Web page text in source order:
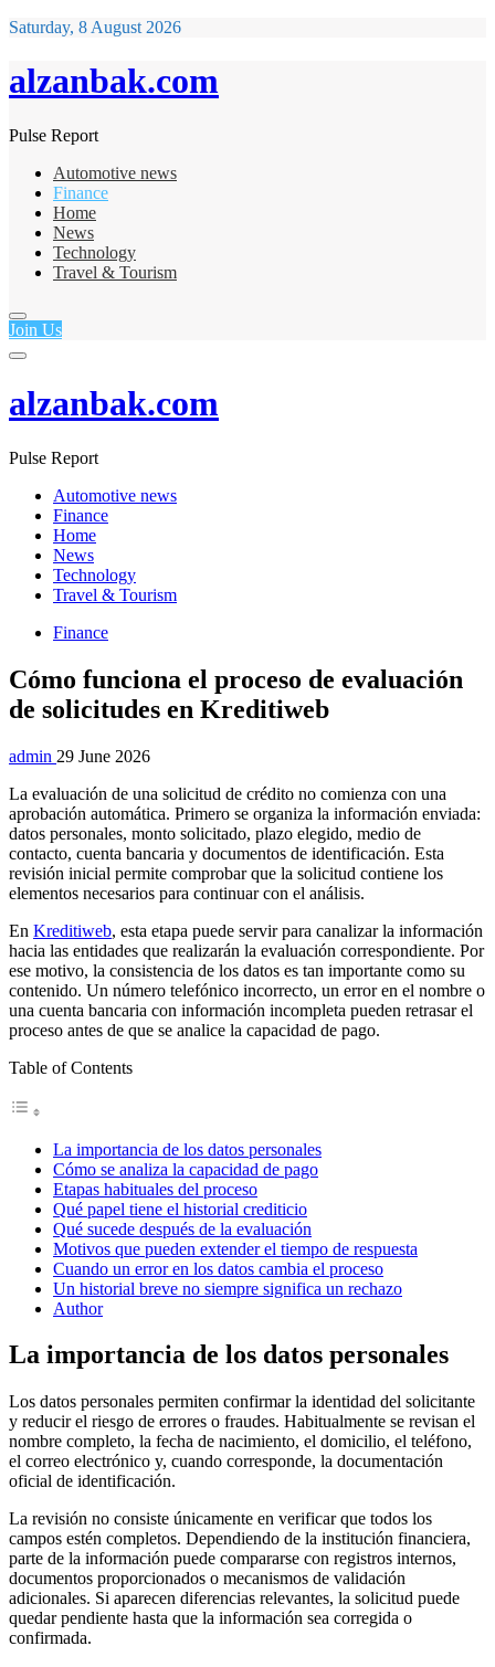
Saturday, 8 August 2026
alzanbak.com
Pulse Report
Automotive news
Finance
Home
News
Technology
Travel & Tourism
Join Us
alzanbak.com
Pulse Report
Automotive news
Finance
Home
News
Technology
Travel & Tourism
Finance
Cómo funciona el proceso de evaluación
de solicitudes en Kreditiweb
admin 29 June 2026
La evaluación de una solicitud de crédito no comienza con una
aprobación automática. Primero se organiza la información enviada:
datos personales, monto solicitado, plazo elegido, medio de
contacto, cuenta bancaria y documentos de identificación. Esta
revisión inicial permite comprobar que la solicitud contiene los
elementos necesarios para continuar con el análisis.
En Kreditiweb, esta etapa puede servir para canalizar la información
hacia las entidades que realizarán la evaluación correspondiente. Por
ese motivo, la consistencia de los datos es tan importante como su
contenido. Un número telefónico incorrecto, un error en el nombre o
una cuenta bancaria con información incompleta pueden retrasar el
proceso antes de que se analice la capacidad de pago.
Table of Contents
La importancia de los datos personales
Cómo se analiza la capacidad de pago
Etapas habituales del proceso
Qué papel tiene el historial crediticio
Qué sucede después de la evaluación
Motivos que pueden extender el tiempo de respuesta
Cuando un error en los datos cambia el proceso
Un historial breve no siempre significa un rechazo
Author
La importancia de los datos personales
Los datos personales permiten confirmar la identidad del solicitante
y reducir el riesgo de errores o fraudes. Habitualmente se revisan el
nombre completo, la fecha de nacimiento, el domicilio, el teléfono,
el correo electrónico y, cuando corresponde, la documentación
oficial de identificación.
La revisión no consiste únicamente en verificar que todos los
campos estén completos. Dependiendo de la institución financiera,
parte de la información puede compararse con registros internos,
documentos proporcionados o mecanismos de validación
adicionales. Si aparecen diferencias relevantes, la solicitud puede
quedar pendiente hasta que la información sea corregida o
confirmada.